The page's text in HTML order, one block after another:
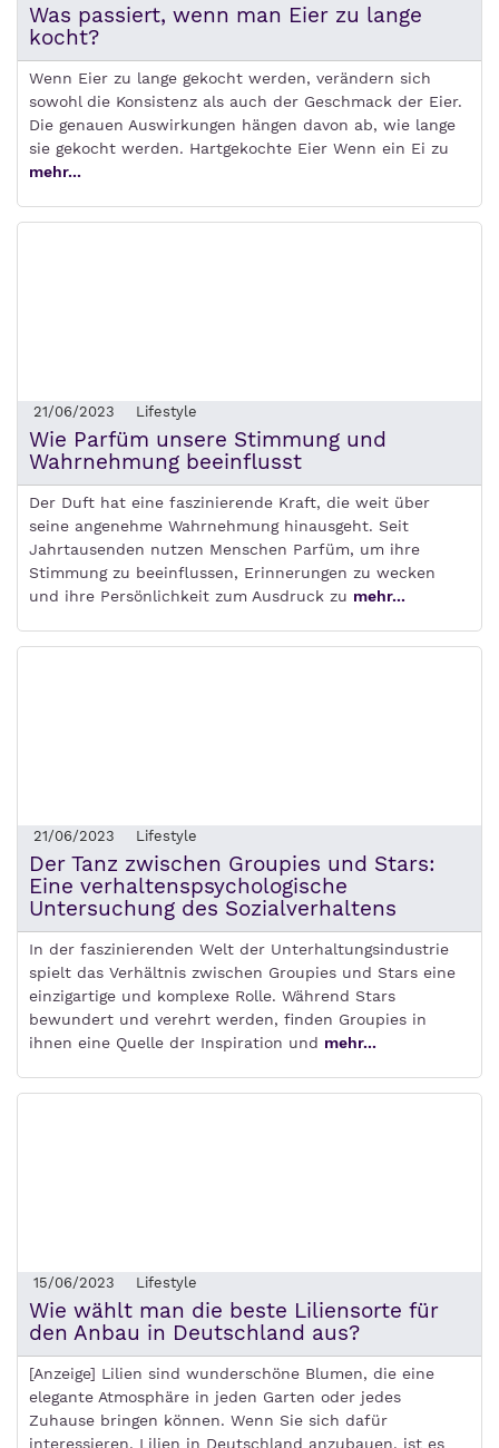
Was passiert, wenn man Eier zu lange
kocht?
Wenn Eier zu lange gekocht werden, verändern sich
sowohl die Konsistenz als auch der Geschmack der Eier.
Die genauen Auswirkungen hängen davon ab, wie lange
sie gekocht werden. Hartgekochte Eier Wenn ein Ei zu
mehr...
21/06/2023 Lifestyle
Wie Parfüm unsere Stimmung und
Wahrnehmung beeinflusst
Der Duft hat eine faszinierende Kraft, die weit über
seine angenehme Wahrnehmung hinausgeht. Seit
Jahrtausenden nutzen Menschen Parfüm, um ihre
Stimmung zu beeinflussen, Erinnerungen zu wecken
und ihre Persönlichkeit zum Ausdruck zu mehr...
21/06/2023 Lifestyle
Der Tanz zwischen Groupies und Stars:
Eine verhaltenspsychologische
Untersuchung des Sozialverhaltens
In der faszinierenden Welt der Unterhaltungsindustrie
spielt das Verhältnis zwischen Groupies und Stars eine
einzigartige und komplexe Rolle. Während Stars
bewundert und verehrt werden, finden Groupies in
ihnen eine Quelle der Inspiration und mehr...
15/06/2023 Lifestyle
Wie wählt man die beste Liliensorte für
den Anbau in Deutschland aus?
[Anzeige] Lilien sind wunderschöne Blumen, die eine
elegante Atmosphäre in jeden Garten oder jedes
Zuhause bringen können. Wenn Sie sich dafür
interessieren, Lilien in Deutschland anzubauen, ist es